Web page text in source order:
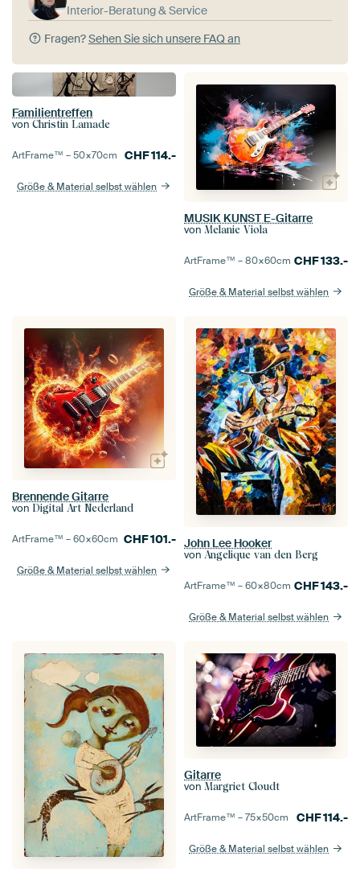
Interior-Beratung & Service
Fragen?Sehen Sie sich unsere FAQ an
Familientreffen
von Christin Lamade
ArtFrame™ –50×70cm CHF114.-
Größe & Material selbst wählen
MUSIK KUNST E-Gitarre
von Melanie Viola
ArtFrame™ –80×60cm CHF133.-
Größe & Material selbst wählen
Brennende Gitarre
von Digital Art Nederland
ArtFrame™ –60×60cm CHF101.-
Größe & Material selbst wählen
John Lee Hooker
von Angelique van den Berg
ArtFrame™ –60×80cm CHF143.-
Größe & Material selbst wählen
Gitarre
von Margriet Cloudt
ArtFrame™ –75×50cm CHF114.-
Größe & Material selbst wählen